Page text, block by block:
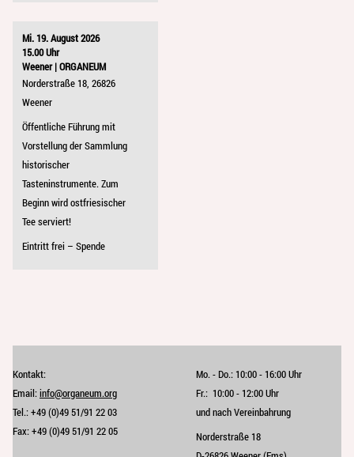
Mi. 19. August 2026
15.00 Uhr
Weener | ORGANEUM
Norderstraße 18, 26826
Weener
Öffentliche Führung mit
Vorstellung der Sammlung
historischer
Tasteninstrumente. Zum
Beginn wird ostfriesischer
Tee serviert!
Eintritt frei – Spende
Kontakt:
Email:info@organeum.org
Tel.:+49 (0)49 51/91 22 03
Fax:+49 (0)49 51/91 22 05
Mo. - Do.: 10:00 - 16:00 Uhr
Fr.: 10:00 - 12:00 Uhr
und nach Vereinbahrung
Norderstraße 18